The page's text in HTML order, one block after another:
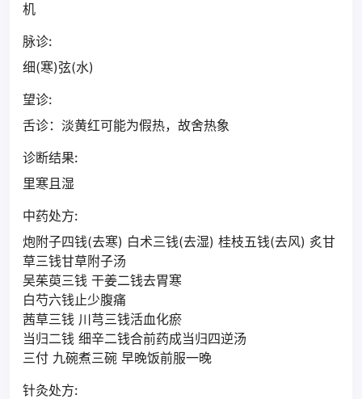
机
脉诊:
细(寒)弦(水)
望诊:
舌诊：淡黄红可能为假热，故舍热象
诊断结果:
里寒且湿
中药处方:
炮附子四钱(去寒) 白术三钱(去湿) 桂枝五钱(去风) 炙甘
草三钱甘草附子汤
吴茱萸三钱 干姜二钱去胃寒
白芍六钱止少腹痛
茜草三钱 川芎三钱活血化瘀
当归二钱 细辛二钱合前药成当归四逆汤
三付 九碗煮三碗 早晚饭前服一晚
针灸处方: